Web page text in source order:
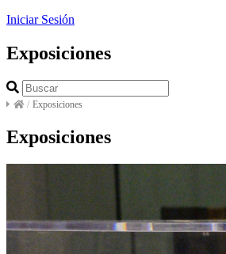
Iniciar Sesión
Exposiciones
/ Exposiciones
Exposiciones